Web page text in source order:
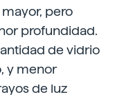
pero
profundidad.
de vidrio
y menor
de luz